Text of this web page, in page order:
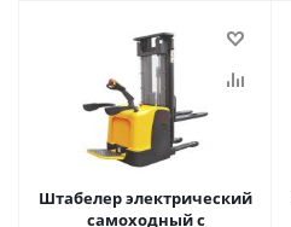
Штабелер электрический
самоходный с